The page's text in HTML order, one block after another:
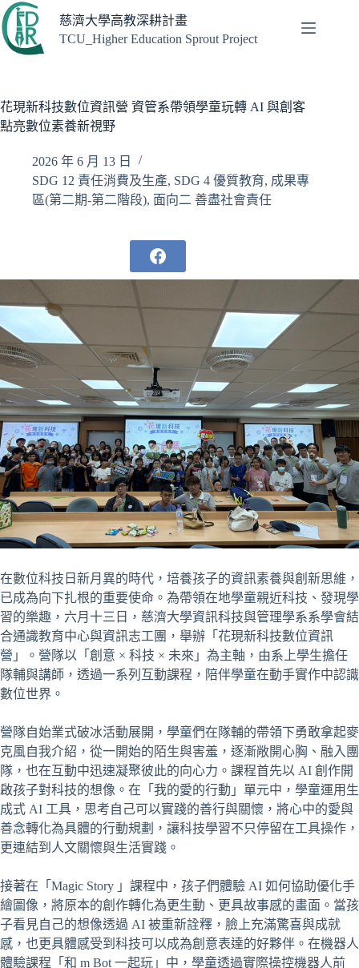
跳
至
主
容
慈濟大學高教深耕計畫
TCU_Higher Education Sprout Project
花現新科技數位資訊營 資管系帶領學童玩轉 AI 與創客
點亮數位素養新視野
2026 年 6 月 13 日
SDG 12 責任消費及生產, SDG 4 優質教育, 成果專
區(第二期-第二階段), 面向二 善盡社會責任
在數位科技日新月異的時代，培養孩子的資訊素養與創新思維，
已成為向下扎根的重要使命。為帶領在地學童親近科技、發現學
習的樂趣，六月十三日，慈濟大學資訊科技與管理學系系學會結
合通識教育中心與資訊志工團，舉辦「花現新科技數位資訊
營」。營隊以「創意 × 科技 × 未來」為主軸，由系上學生擔任
隊輔與講師，透過一系列互動課程，陪伴學童在動手實作中認識
數位世界。
營隊自始業式破冰活動展開，學童們在隊輔的帶領下勇敢拿起麥
克風自我介紹，從一開始的陌生與害羞，逐漸敞開心胸、融入團
隊，也在互動中迅速凝聚彼此的向心力。課程首先以 AI 創作開
啟孩子對科技的想像。在「我的愛的行動」單元中，學童運用生
成式 AI 工具，思考自己可以實踐的善行與關懷，將心中的愛與
善念轉化為具體的行動規劃，讓科技學習不只停留在工具操作，
更連結到人文關懷與生活實踐。
接著在「Magic Story 」課程中，孩子們體驗 AI 如何協助優化手
繪圖像，將原本的創作轉化為更生動、更具故事感的畫面。當孩
子看見自己的想像透過 AI 被重新詮釋，臉上充滿驚喜與成就
感，也更具體感受到科技可以成為創意表達的好夥伴。在機器人
體驗課程「和 m Bot 一起玩」中，學童透過實際操控機器人前